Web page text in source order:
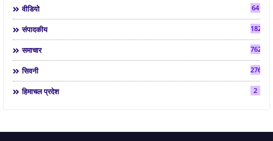
वीडियो 64
संपादकीय 182
समाचार 7624
सिवनी 2763
हिमाचल प्रदेश 2